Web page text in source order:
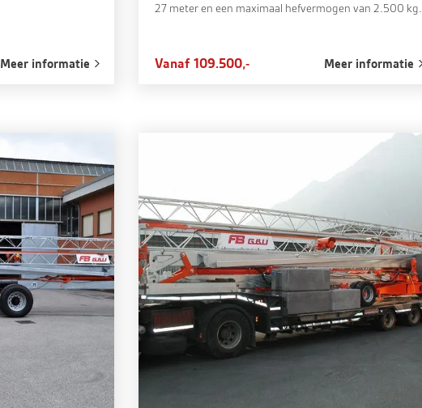
Meer informatie
27 meter en een maximaal hefvermogen van 2.500 kg.
Vanaf 109.500,- Meer informatie